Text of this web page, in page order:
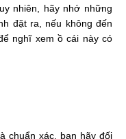
nhiên, hãy nhớ những
đặt ra, nếu không đến
nghĩ xem ồ cái này có
chuẩn xác, bạn hãy đối